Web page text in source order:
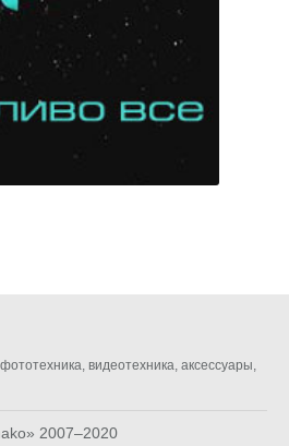
видеотехника, аксессуары,
2007–2020